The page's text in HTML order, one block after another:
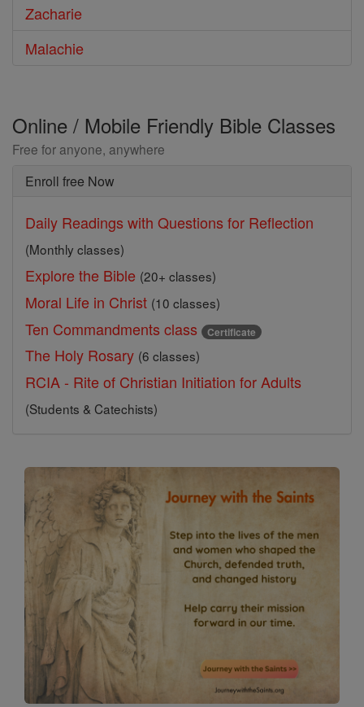
Zacharie
Malachie
Online / Mobile Friendly Bible Classes
Free for anyone, anywhere
Enroll free Now
Daily Readings with Questions for Reflection
(Monthly classes)
Explore the Bible (20+ classes)
Moral Life in Christ (10 classes)
Ten Commandments class Certificate
The Holy Rosary (6 classes)
RCIA - Rite of Christian Initiation for Adults
(Students & Catechists)